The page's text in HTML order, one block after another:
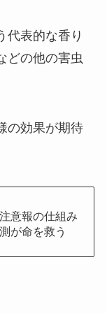
代表的な香り
どの他の害虫
の効果が期待
意報の仕組み
が命を救う